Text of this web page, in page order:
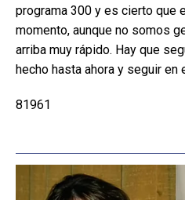
programa 300 y es cierto que
momento, aunque no somos
arriba muy rápido. Hay que
hecho hasta ahora y seguir en
81961